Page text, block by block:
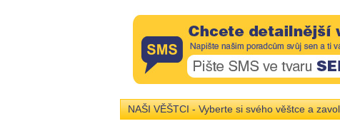
NAŠI VĚŠTCI - Vyberte si svého věštce a